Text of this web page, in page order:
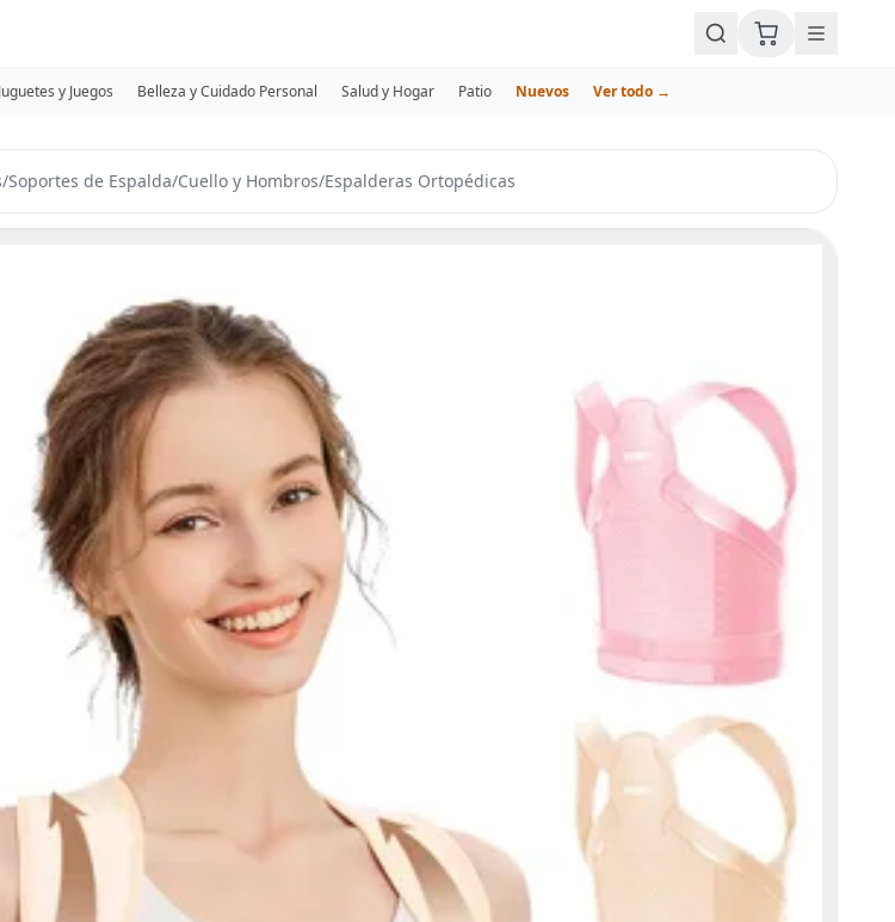
Juguetes y Juegos Belleza y Cuidado Personal Salud y Hogar Patio Nuevos Ver todo →
/Soportes de Espalda/Cuello y Hombros/Espalderas Ortopédicas